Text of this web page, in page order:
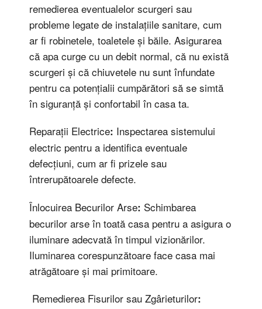
remedierea eventualelor scurgeri sau
probleme legate de instalațiile sanitare, cum
ar fi robinetele, toaletele și băile. Asigurarea
că apa curge cu un debit normal, că nu există
scurgeri și că chiuvetele nu sunt înfundate
pentru ca potențialii cumpărători să se simtă
în siguranță și confortabil în casa ta.
Reparații Electrice: Inspectarea sistemului
electric pentru a identifica eventuale
defecțiuni, cum ar fi prizele sau
întrerupătoarele defecte.
Înlocuirea Becurilor Arse: Schimbarea
becurilor arse în toată casa pentru a asigura o
iluminare adecvată în timpul vizionărilor.
Iluminarea corespunzătoare face casa mai
atrăgătoare și mai primitoare.
Remedierea Fisurilor sau Zgârieturilor: